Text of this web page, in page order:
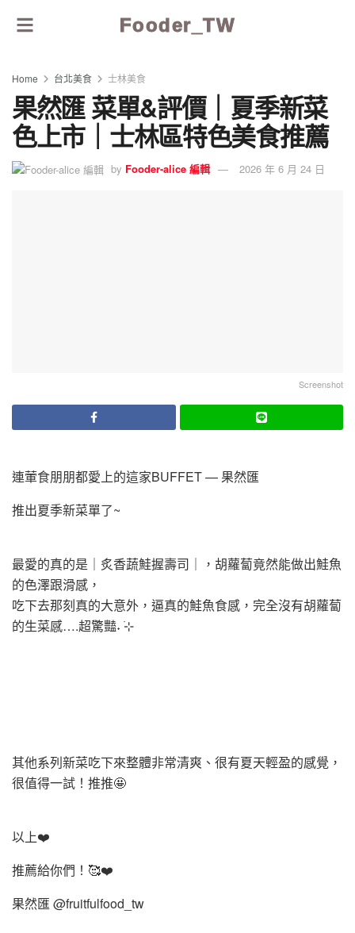
Fooder_TW
Home 台北美食 士林美食
果然匯 菜單&評價｜夏季新菜
色上市｜士林區特色美食推薦
by Fooder-alice 編輯 2026 年 6 月 24 日
Screenshot
連葷食朋朋都愛上的這家BUFFET — 果然匯
推出夏季新菜單了~
最愛的真的是｜炙香蔬鮭握壽司｜，胡蘿蔔竟然能做出鮭魚
的色澤跟滑感，
吃下去那刻真的大意外，逼真的鮭魚食感，完全沒有胡蘿蔔
的生菜感….超驚豔˖ ࣪⊹
其他系列新菜吃下來整體非常清爽、很有夏天輕盈的感覺，
很值得一試！推推🤩
以上❤️
推薦給你們！🥰❤️
果然匯 @fruitfulfood_tw